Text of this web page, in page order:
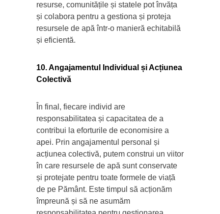
resurse, comunitățile și statele pot învăța
și colabora pentru a gestiona și proteja
resursele de apă într-o manieră echitabilă
și eficientă.
10. Angajamentul Individual și Acțiunea
Colectivă
În final, fiecare individ are
responsabilitatea și capacitatea de a
contribui la eforturile de economisire a
apei. Prin angajamentul personal și
acțiunea colectivă, putem construi un viitor
în care resursele de apă sunt conservate
și protejate pentru toate formele de viață
de pe Pământ. Este timpul să acționăm
împreună și să ne asumăm